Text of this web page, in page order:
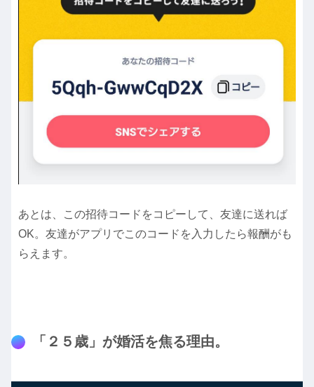
あとは、この招待コードをコピーして、友達に送れば
OK。友達がアプリでこのコードを入力したら報酬がも
らえます。
「２５歳」が婚活を焦る理由。